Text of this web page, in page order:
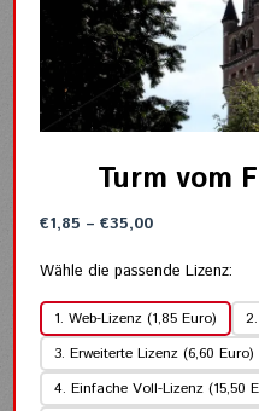
Turm vom
€1,85 –€35,00Preisspanne:
bis
€35,00
Wähle die passende Lizenz:
1. Web-Lizenz (1,85 Euro)
3. Erweiterte Lizenz (6,60 Euro)
4. Einfache Voll-Lizenz (15,50